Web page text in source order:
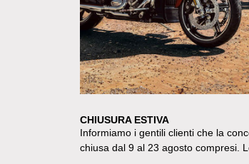
CHIUSURA ESTIVA
Informiamo i gentili clienti che la
chiusa dal 9 al 23 agosto compresi.